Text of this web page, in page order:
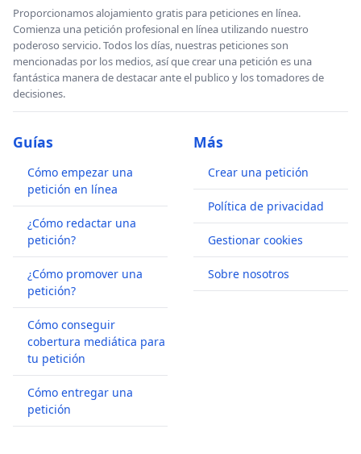
Proporcionamos alojamiento gratis para peticiones en línea.
Comienza una petición profesional en línea utilizando nuestro
poderoso servicio. Todos los días, nuestras peticiones son
mencionadas por los medios, así que crear una petición es una
fantástica manera de destacar ante el publico y los tomadores de
decisiones.
Guías
Cómo empezar una
petición en línea
¿Cómo redactar una
petición?
¿Cómo promover una
petición?
Cómo conseguir
cobertura mediática para
tu petición
Cómo entregar una
petición
Más
Crear una petición
Política de privacidad
Gestionar cookies
Sobre nosotros